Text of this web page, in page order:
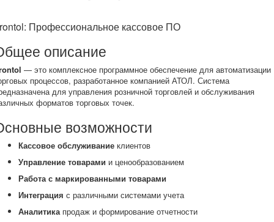
Профессиональное кассовое ПО
описание
— это комплексное программное обеспечение для автоматизации
процессов, разработанное компанией АТОЛ. Система
для управления розничной торговлей и обслуживания
форматов торговых точек.
возможности
Кассовое обслуживание клиентов
Управление товарами и ценообразованием
Работа с маркированными товарами
Интеграция с различными системами учета
Аналитика продаж и формирование отчетности